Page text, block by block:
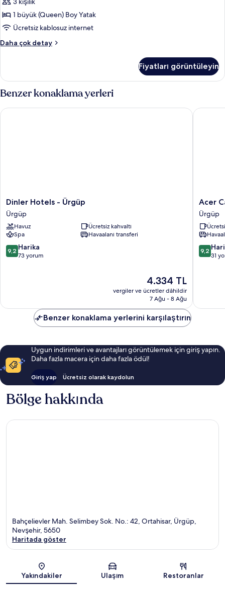
görün1 büyük (Queen) Boy Yatak
Ücretsiz kablosuz internet
Daha çok detay
Luxury
fazla
detay
Fiyatları görüntüleyin
Benzer konaklama yerleri
Dinler
Hotels
-
Ürgüp
Ürgüp
Dinler Hotels - Ürgüp
Ürgüp
Havuz
Ücretsiz kahvaltı
Spa
Havaalanı transferi
10
üzerinden
9,2 Harika
73 yorum
Güncel
fiyat:
4.334 TL
4.334 TL
vergiler ve ücretler dâhildir
7 Ağu - 8 Ağu
Dinler Hotels - Ürgüp
Acer
Cave
Hotel
Ürgüp
Acer
Ürgüp
10
9,2
31
Acer
Benzer konaklama yerlerini karşılaştırın
Uygun indirimleri ve avantajları görüntülemek için giriş yapın.
Daha fazla macera için daha fazla ödül!
Giriş yap Ücretsiz olarak kaydolun
Bölge hakkında
Bahçelievler Mah. Selimbey Sok. No.: 42, Ortahisar, Ürgüp,
Nevşehir, 5650
Haritada göster
Yakındakiler Ulaşım Restoranlar